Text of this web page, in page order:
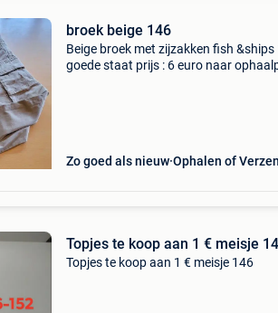
broek beige 146
Beige broek met zijzakken fish &ships
goede staat prijs : 6 euro naar
Zo goed als nieuw Ophalen of
Topjes te koop aan 1 € meisje
Topjes te koop aan 1 € meisje 146